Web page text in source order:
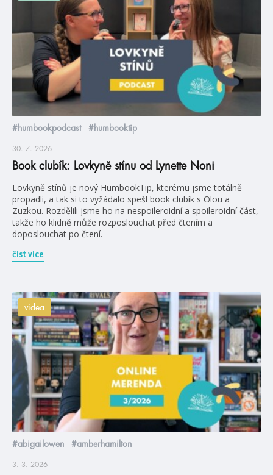
#humbookpodcast #humbooktip
30. 7. 2026
Book clubík: Lovkyně stínu od Lynette Noni
Lovkyně stínů je nový HumbookTip, kterému jsme totálně
propadli, a tak si to vyžádalo spešl book clubík s Olou a
Zuzkou. Rozdělili jsme ho na nespoileroidní a spoileroidní část,
takže ho klidně může rozposlouchat před čtením a
doposlouchat po čtení.
číst více
videa
#abigailowen #amberhamilton
3. 3. 2026